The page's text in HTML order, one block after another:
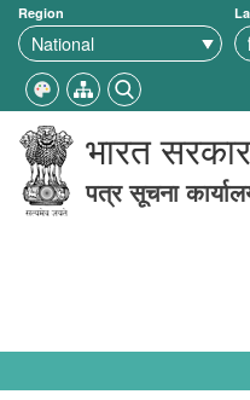
Region
भारत सरकार
पत्र सूचना